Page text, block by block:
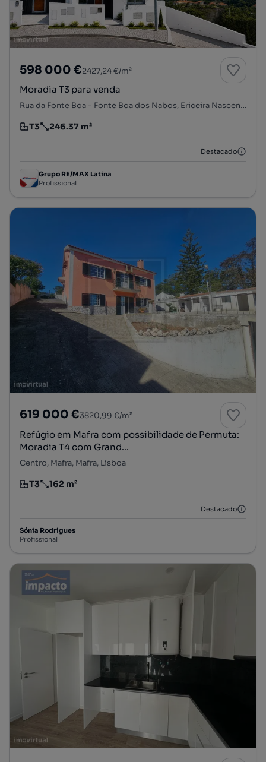
598 000 €2427,24 €/m²
Moradia T3 para venda
Rua da Fonte Boa - Fonte Boa dos Nabos, Ericeira Nascente, Ericeira, Mafra, Lisboa
Tipologia
T3
Preço por metro quadrado
246.37 m²
Destacado
Grupo RE/MAX Latina
Profissional
619 000 €3820,99 €/m²
Refúgio em Mafra com possibilidade de Permuta:
Moradia T4 com Grand...
Centro, Mafra, Mafra, Lisboa
Tipologia
T3
Preço por metro quadrado
162 m²
Destacado
Sónia Rodrigues
Profissional